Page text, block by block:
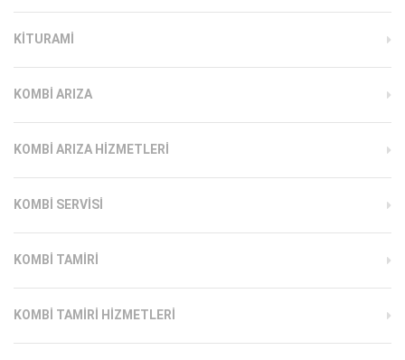
KITURAMI
KOMBI ARIZA
KOMBI ARIZA HIZMETLERI
KOMBI SERVISI
KOMBI TAMIRI
KOMBI TAMIRI HIZMETLERI